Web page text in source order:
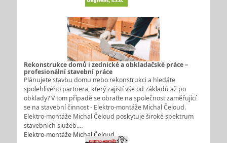
Rekonstrukce domů i zednické a obkladačské práce –
profesionální stavební práce
Plánujete stavbu domu nebo rekonstrukci a hledáte
spolehlivého partnera, který zajistí vše od základů až po
obklady? V tom případě se obraťte na společnost zaměřující
se na stavební činnost - Elektro-montáže Michal Čeloud.
Elektro-montáže Michal Čeloud poskytuje široké spektrum
stavebních služeb.…
Elektro-montáže Michal Čeloud